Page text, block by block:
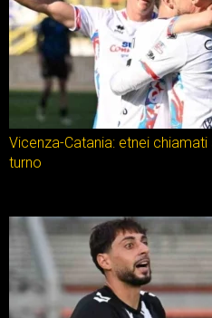
Vicenza-Catania: etnei chiamati
turno